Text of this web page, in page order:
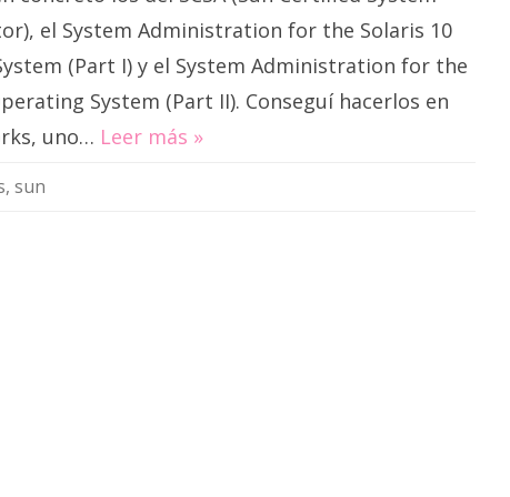
el System Administration for the Solaris 10
(Part I) y el System Administration for the
System (Part II). Conseguí hacerlos en
uno… Leer más »
, sun